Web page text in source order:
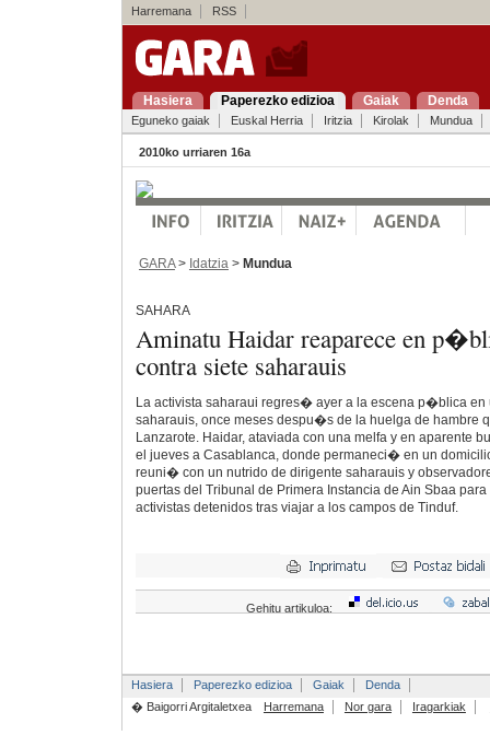
Harremana RSS
Hasiera Paperezko edizioa Gaiak Denda
Eguneko gaiak Euskal Herria Iritzia Kirolak Mundua
2010ko urriaren 16a
GARA> Idatzia > Mundua
SAHARA
Aminatu Haidar reaparece en
contra siete saharauis
La activista saharaui regres� ayer a la escena p�blica en
saharauis, once meses despu�s de la huelga de hambre
Lanzarote. Haidar, ataviada con una melfa y en aparente
el jueves a Casablanca, donde permaneci� en un
reuni� con un nutrido de dirigente saharauis y
puertas del Tribunal de Primera Instancia de Ain Sbaa
activistas detenidos tras viajar a los campos de Tinduf.
Gehitu artikuloa:
Hasiera Paperezko edizioa Gaiak
Denda
� Baigorri Argitaletxea
Harremana Nor gara Iragarkiak